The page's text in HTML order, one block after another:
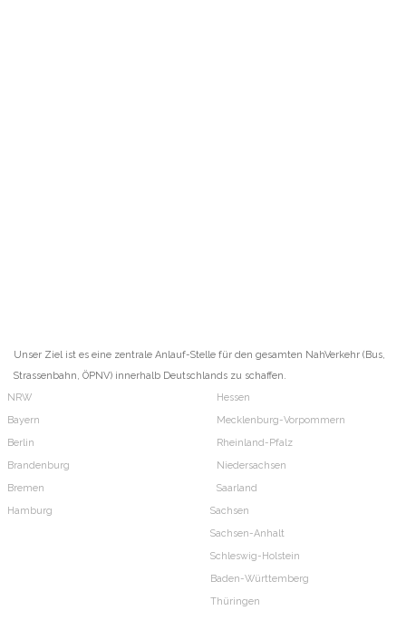
Unser Ziel ist es eine zentrale Anlauf-Stelle für den gesamten NahVerkehr (Bus,
Strassenbahn, ÖPNV) innerhalb Deutschlands zu schaffen.
NRW
Bayern
Berlin
Brandenburg
Bremen
Hamburg
Hessen
Mecklenburg-Vorpommern
Rheinland-Pfalz
Niedersachsen
Saarland
Sachsen
Sachsen-Anhalt
Schleswig-Holstein
Baden-Württemberg
Thüringen